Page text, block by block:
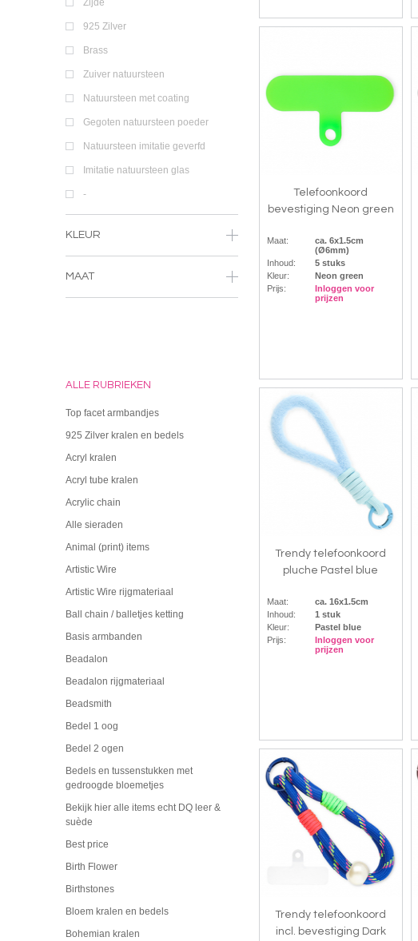
Zijde
925 Zilver
Brass
Zuiver natuursteen
Natuursteen met coating
Gegoten natuursteen poeder
Natuursteen imitatie geverfd
Imitatie natuursteen glas
-
KLEUR
MAAT
ALLE RUBRIEKEN
Top facet armbandjes
925 Zilver kralen en bedels
Acryl kralen
Acryl tube kralen
Acrylic chain
Alle sieraden
Animal (print) items
Artistic Wire
Artistic Wire rijgmateriaal
Ball chain / balletjes ketting
Basis armbanden
Beadalon
Beadalon rijgmateriaal
Beadsmith
Bedel 1 oog
Bedel 2 ogen
Bedels en tussenstukken met
gedroogde bloemetjes
Bekijk hier alle items echt DQ leer &
suède
Best price
Birth Flower
Birthstones
Bloem kralen en bedels
Bohemian kralen
Telefoonkoord
bevestiging Neon green
Maat:
ca. 6x1.5cm
(Ø6mm)
Inhoud:
5 stuks
Kleur:
Neon green
Prijs:
Inloggen voor
prijzen
Trendy telefoonkoord
pluche Pastel blue
Maat:
ca. 16x1.5cm
Inhoud:
1 stuk
Kleur:
Pastel blue
Prijs:
Inloggen voor
prijzen
Trendy telefoonkoord
incl. bevestiging Dark